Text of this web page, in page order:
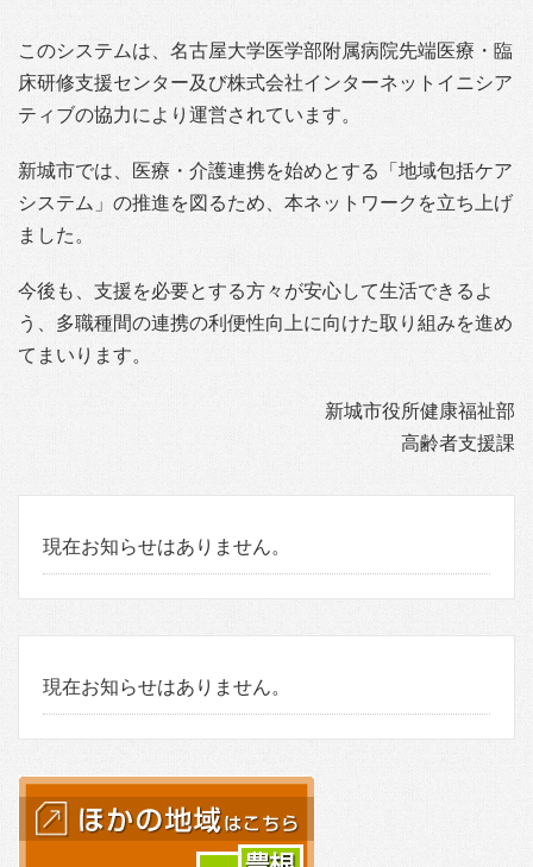
このシステムは、名古屋大学医学部附属病院先端医療・臨
床研修支援センター及び株式会社インターネットイニシア
ティブの協力により運営されています。
新城市では、医療・介護連携を始めとする「地域包括ケア
システム」の推進を図るため、本ネットワークを立ち上げ
ました。
今後も、支援を必要とする方々が安心して生活できるよ
う、多職種間の連携の利便性向上に向けた取り組みを進め
てまいります。
新城市役所健康福祉部
高齢者支援課
現在お知らせはありません。
現在お知らせはありません。